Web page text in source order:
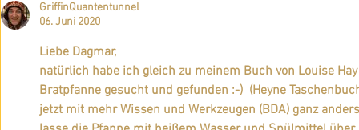
GriffinQuantentunnel
06. Juni 2020
Liebe Dagmar,
natürlich habe ich gleich zu meinem Buch von Louise
Bratpfanne gesucht und gefunden :-)  (Heyne
jetzt mit mehr Wissen und Werkzeugen (BDA) ganz